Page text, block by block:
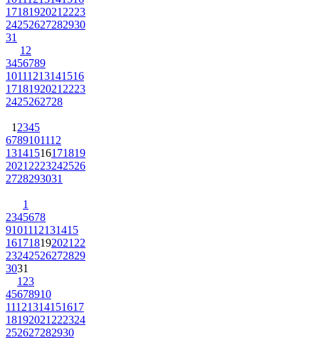
1718192021 2223
24252627282930
31
1 2
3456789
10111213141516
1718192021 2223
2425262728
1 2345
6789101112
13141516171819
2021 2223242526
2728293031
1
2345678
9101112131415
161718192021 22
23242526272829
3031
1 23
45678910
11121314151617
18192021 222324
252627282930